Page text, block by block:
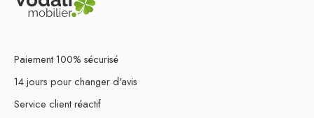
Paiement 100% sécurisé
14 jours pour changer d'avis
Service client réactif